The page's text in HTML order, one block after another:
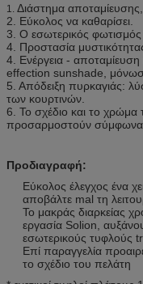
1. Διάστημα
2. Εύκολος να καθαρίσει.
3. Ο εσωτερικός
4. Προστασία
4. Ενέργεια -
effection sunshade,
5. Απόδειξη πυρκαγιάς:
των κουρτινών.
6. Το σχέδιο και το
προσαρμοστούν σύμφωνα
Προδιαγραφή:
Εύκολος έλεγχος ένα
αποβάλτε mal τη
Το μακράς διαρκείας
εργασία Solion,
εσωτερικούς τυφλούς
Επί παραγγελία
το σχέδιο του πελάτη